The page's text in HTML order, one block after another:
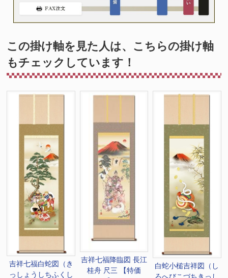
この掛け軸を見た人は、こちらの掛け軸
もチェックしています！
吉祥七福白蛇図（き
っしょうしちふくし
吉祥七福降臨図 長江
桂舟 尺三 【特価
白蛇小槌吉祥図（し